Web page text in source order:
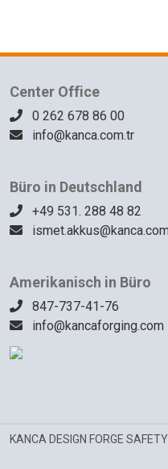
Center Office
0 262 678 86 00
info@kanca.com.tr
Büro in Deutschland
+49 531. 288 48 82
Amerikanisch in Büro
847-737-41-76
info@kancaforging.com
KANCA DESIGN FORGE